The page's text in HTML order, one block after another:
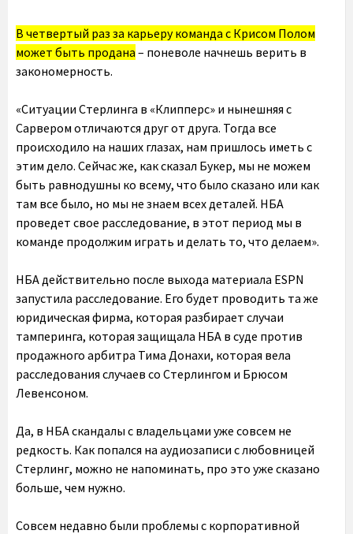
В четвертый раз за карьеру команда с Крисом Полом
может быть продана – поневоле начнешь верить в
закономерность.
«Ситуации Стерлинга в «Клипперс» и нынешняя с
Сарвером отличаются друг от друга. Тогда все
происходило на наших глазах, нам пришлось иметь с
этим дело. Сейчас же, как сказал Букер, мы не можем
быть равнодушны ко всему, что было сказано или как
там все было, но мы не знаем всех деталей. НБА
проведет свое расследование, в этот период мы в
команде продолжим играть и делать то, что делаем».
НБА действительно после выхода материала ESPN
запустила расследование. Его будет проводить та же
юридическая фирма, которая разбирает случаи
тамперинга, которая защищала НБА в суде против
продажного арбитра Тима Донахи, которая вела
расследования случаев со Стерлингом и Брюсом
Левенсоном.
Да, в НБА скандалы с владельцами уже совсем не
редкость. Как попался на аудиозаписи с любовницей
Стерлинг, можно не напоминать, про это уже сказано
больше, чем нужно.
Совсем недавно были проблемы с корпоративной